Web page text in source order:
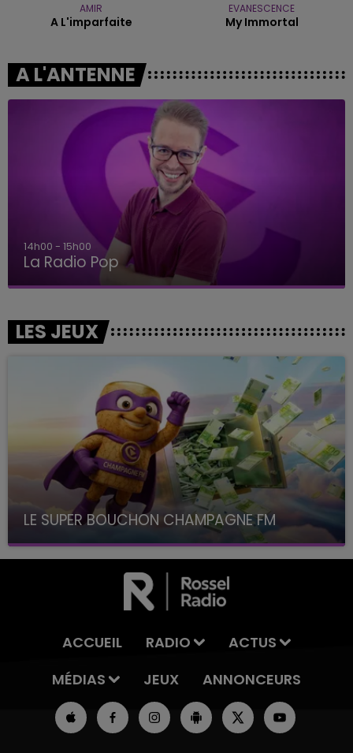
AMIR
A L'imparfaite
EVANESCENCE
My Immortal
A L'ANTENNE
14h00 - 15h00
La Radio Pop
LES JEUX
LE SUPER BOUCHON CHAMPAGNE FM
avec La Famille Champagne FM, à 8H10
ACCUEIL RADIO
ACTUS
MÉDIAS
JEUX ANNONCEURS